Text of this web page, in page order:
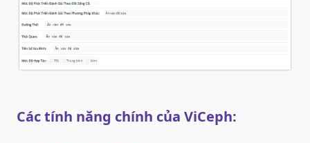
Các tính năng chính của ViCeph: